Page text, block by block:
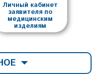
Личный кабинет
заявителя по
медицинским
изделиям